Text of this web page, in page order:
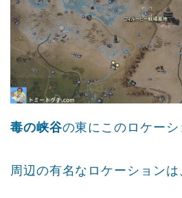
毒の峡谷の東にこのロケーシ
周辺の有名なロケーションは